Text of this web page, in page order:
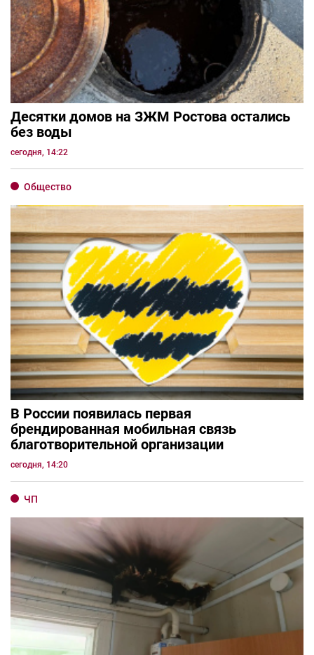
Десятки домов на ЗЖМ Ростова остались
без воды
сегодня, 14:22
Общество
В России появилась первая
брендированная мобильная связь
благотворительной организации
сегодня, 14:20
ЧП